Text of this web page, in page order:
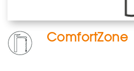
ComfortZone